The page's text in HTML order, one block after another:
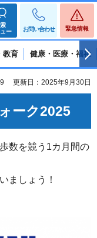
ー
お問い合わせ 緊急情報
教育 健康・医療・福祉
更新日：2025年9月30日
ーク2025
数を競う1カ月間の
ましょう！